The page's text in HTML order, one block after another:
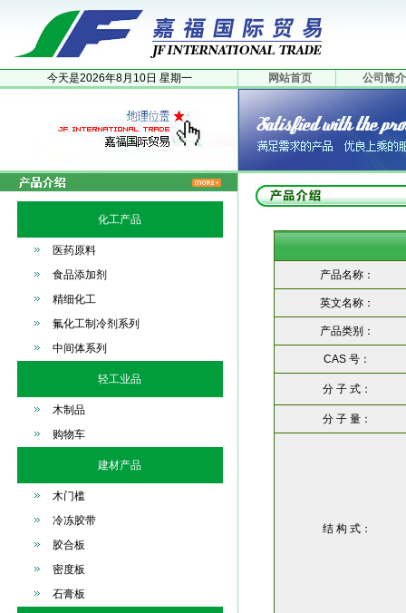
今天是2026年8月 10日 星期一 网站首页 公司简介
化工产品
医药原料
食品添加剂
精细化工
氟化工制冷剂系列
中间体系列
轻工业品
木制品
购物车
建材产品
木门槛
冷冻胶带
胶合板
密度板
石膏板
产品名称：
英文名称：
产品类别：
CAS 号：
分 子 式：
分 子 量：
结 构 式：